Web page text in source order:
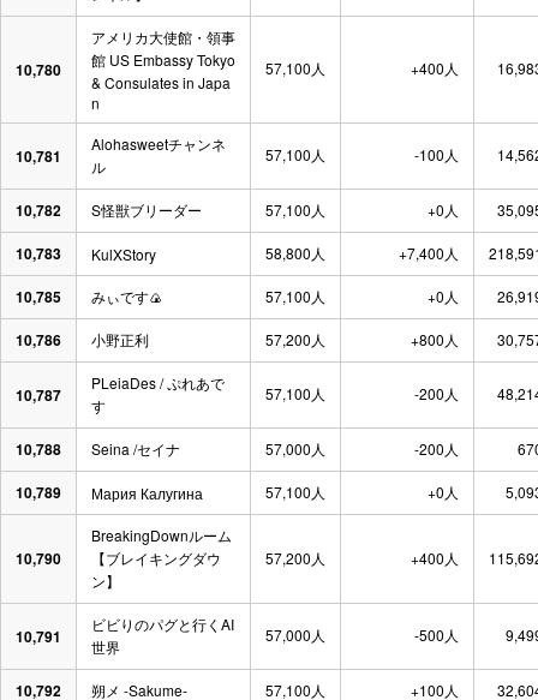
10,780
アメリカ大使館・領事
館 US Embassy Tokyo
& Consulates in Japa
n
57,100人 +400人
10,781
Alohasweetチャンネ
ル
57,100人 -100人
10,782 S怪獣ブリーダー 57,100人 +0人
10,783 KulXStory 58,800人 +7,400人
10,785 みぃです🍙 57,100人 +0人
10,786 小野正利 57,200人 +800人
10,787
PLeiaDes / ぷれあで
す
57,100人 -200人
10,788 Seina /セイナ 57,000人 -200人
10,789 Мария Калугина 57,100人 +0人
10,790
BreakingDownルーム
【ブレイキングダウ
ン】
57,200人 +400人
10,791
ビビりのパグと行くAI
世界
57,000人 -500人
10,792 朔メ -Sakume- 57,100人 +100人